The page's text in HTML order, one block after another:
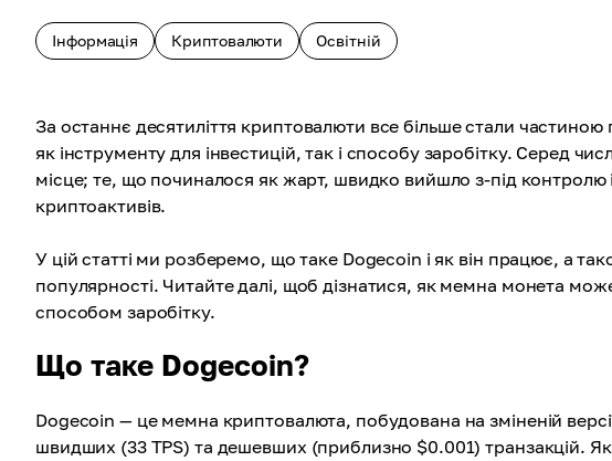
Інформація Криптовалюти Освітній
За останнє десятиліття криптовалюти все більше стали
як інструменту для інвестицій, так і способу заробітку. Серед
місце; те, що починалося як жарт, швидко вийшло з-під контролю
криптоактивів.
У цій статті ми розберемо, що таке Dogecoin і як він працює, а
популярності. Читайте далі, щоб дізнатися, як мемна монета
способом заробітку.
Що таке Dogecoin?
Dogecoin — це мемна криптовалюта, побудована на зміненій
швидших (33 TPS) та дешевших (приблизно $0.001) транзакцій. Як